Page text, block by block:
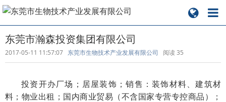
东莞市瀚森投资集团有限公司
2017-05-11 11:57:07 东莞市生物技术产业发展有限公司 阅读35
投资开办厂场；居屋装饰；销售：装饰材料、建筑材
料；物业出租；国内商业贸易（不含国家专营专控商品）；